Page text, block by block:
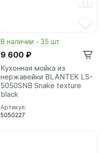
В наличии - 35 шт
9 600 ₽
Кухонная мойка из
нержавейки BLANTEK LS-
5050SNB Snake texture
black
Артикул:
5050227